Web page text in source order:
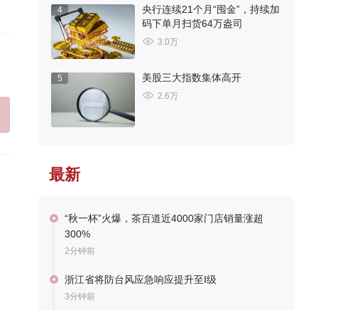
4
央行连续21个月“囤金”，持续加
码下单月扫货64万盎司
3.0万
5 美股三大指数集体高开
2.6万
最新
“秋一杯”火爆，茶百道近4000家门店销量涨超
300%
2分钟前
浙江省将防台风应急响应提升至Ⅰ级
3分钟前